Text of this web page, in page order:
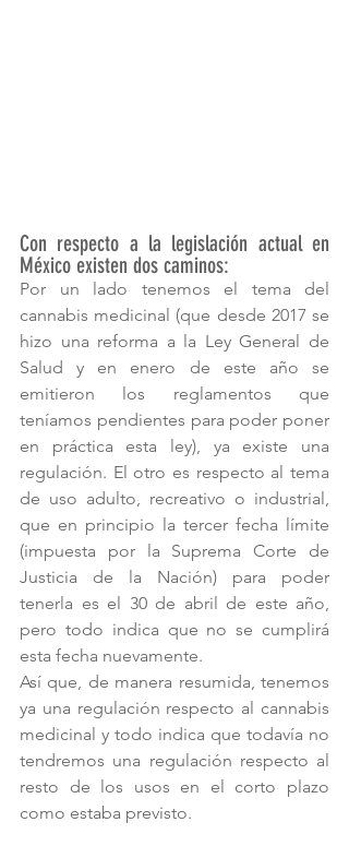
Con respecto a la legislación actual en
México existen dos caminos:
Por un lado tenemos el tema del
cannabis medicinal (que desde 2017 se
hizo una reforma a la Ley General de
Salud y en enero de este año se
emitieron los reglamentos que
teníamos pendientes para poder poner
en práctica esta ley), ya existe una
regulación. El otro es respecto al tema
de uso adulto, recreativo o industrial,
que en principio la tercer fecha límite
(impuesta por la Suprema Corte de
Justicia de la Nación) para poder
tenerla es el 30 de abril de este año,
pero todo indica que no se cumplirá
esta fecha nuevamente.
Así que, de manera resumida, tenemos
ya una regulación respecto al cannabis
medicinal y todo indica que todavía no
tendremos una regulación respecto al
resto de los usos en el corto plazo
como estaba previsto.